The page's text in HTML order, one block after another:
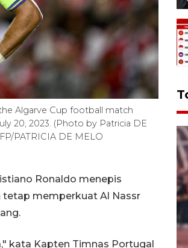
Algarve Cup football match
20, 2023. (Photo by Patricia DE
PATRICIA DE MELO
Ronaldo menepis
tetap memperkuat Al Nassr
kata Kapten Timnas Portugal